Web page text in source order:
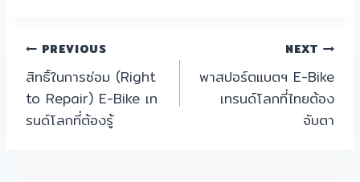
แนะแนว
เรื่อง
PREVIOUS
สิทธิ์ในการซ่อม (Right
to Repair) E-Bike เท
รนด์โลกที่ต้องรู้
NEXT
พาสปอร์ตแบตฯ E-Bike
เทรนด์โลกที่ไทยต้อง
จับตา